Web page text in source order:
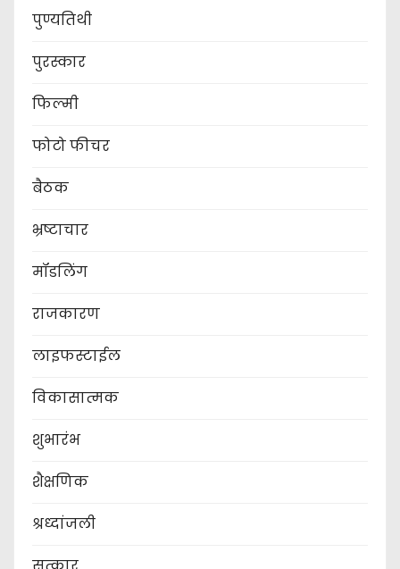
पुण्यतिथी
पुरस्कार
फिल्मी
फोटो फीचर
बैठक
भ्रष्टाचार
मॉडलिंग
राजकारण
लाइफस्टाईल
विकासात्मक
शुभारंभ
शैक्षणिक
श्रध्दांजली